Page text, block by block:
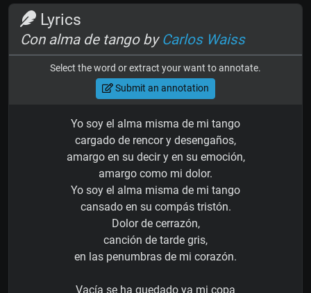
Lyrics
Con alma de tango by Carlos Waiss
Select the word or extract your want to annotate.
Submit an annotation
Yo soy el alma misma de mi tango
cargado de rencor y desengaños,
amargo en su decir y en su emoción,
amargo como mi dolor.
Yo soy el alma misma de mi tango
cansado en su compás tristón.
Dolor de cerrazón,
canción de tarde gris,
en las penumbras de mi corazón.
Vacía se ha quedado ya mi copa